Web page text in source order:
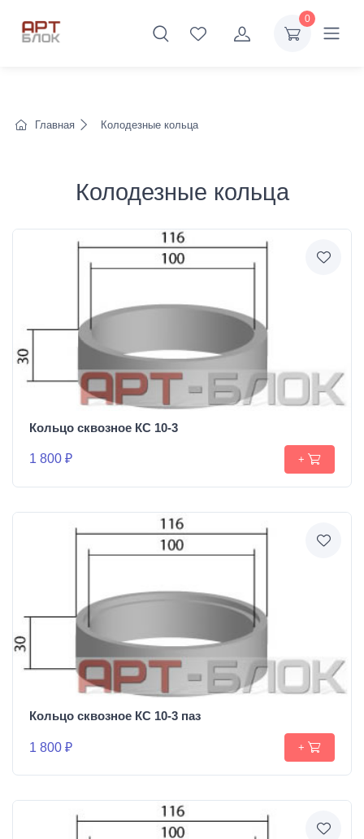
0
Главная Колодезные кольца
Колодезные кольца
Кольцо сквозное КС 10-3
1 800 ₽ +
Кольцо сквозное КС 10-3 паз
1 800 ₽ +